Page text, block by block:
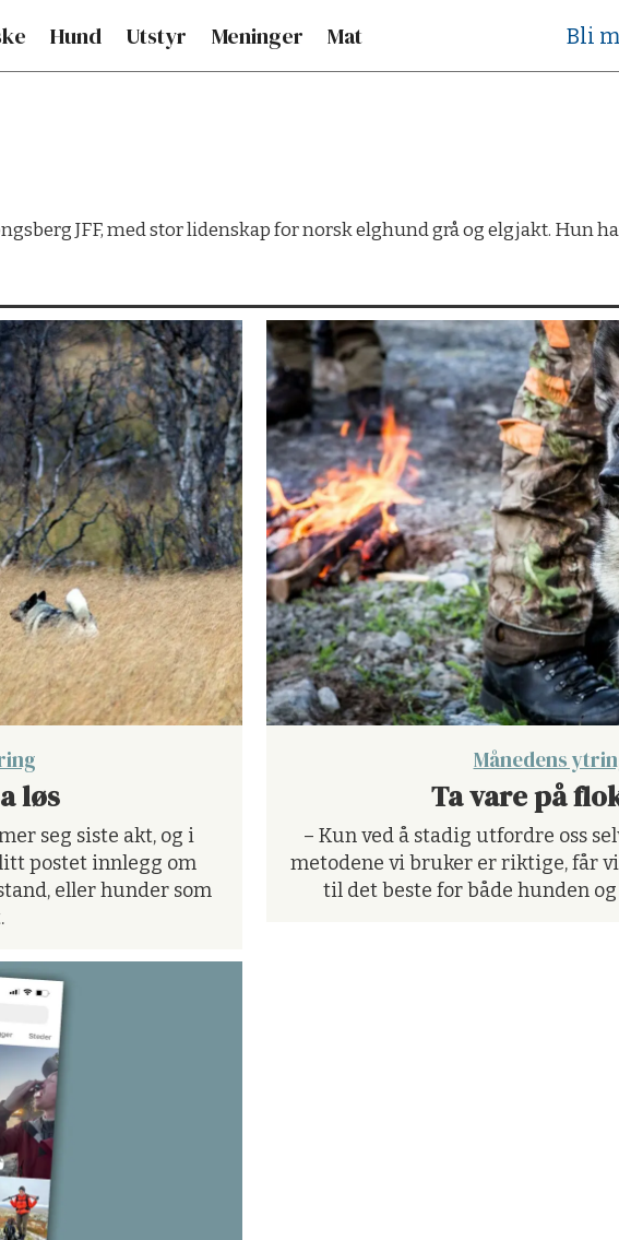
Hund Utstyr Meninger Mat Bli
JFF, med stor lidenskap for norsk elghund grå og elgjakt. Hun
løs
seg siste akt, og i
postet innlegg om
eller hunder som
Månedens
Ta vare på
– Kun ved å stadig utfordre oss
metodene vi bruker er riktige, får
til det beste for både hunden